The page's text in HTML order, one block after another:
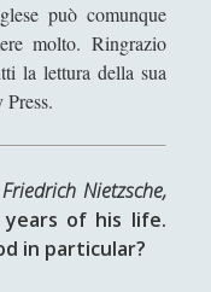
può comunque
molto. Ringrazio
la lettura della sua
Nietzsche,
of his life.
in particular?